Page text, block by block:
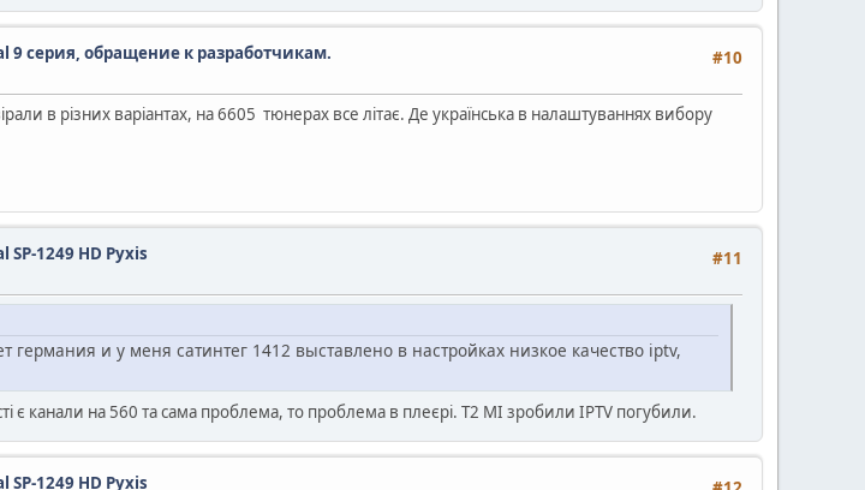
#10
9 серия, обращение к разработчикам.
в різних варіантах, на 6605 тюнерах все літає. Де українська в налаштуваннях вибору
#11
SP-1249 HD Pyxis
и у меня сатинтег 1412 выставлено в настройках низкое качество iptv,
є канали на 560 та сама проблема, то проблема в плеєрі. Т2 МІ зробили ІРТV погубили.
SP-1249 HD Pyxis